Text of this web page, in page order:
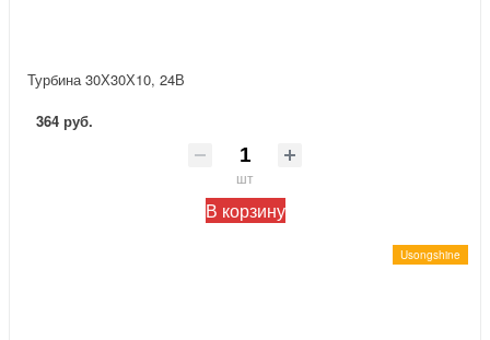
Турбина 30Х30Х10, 24В
364 руб.
шт
В корзину
Usongshine